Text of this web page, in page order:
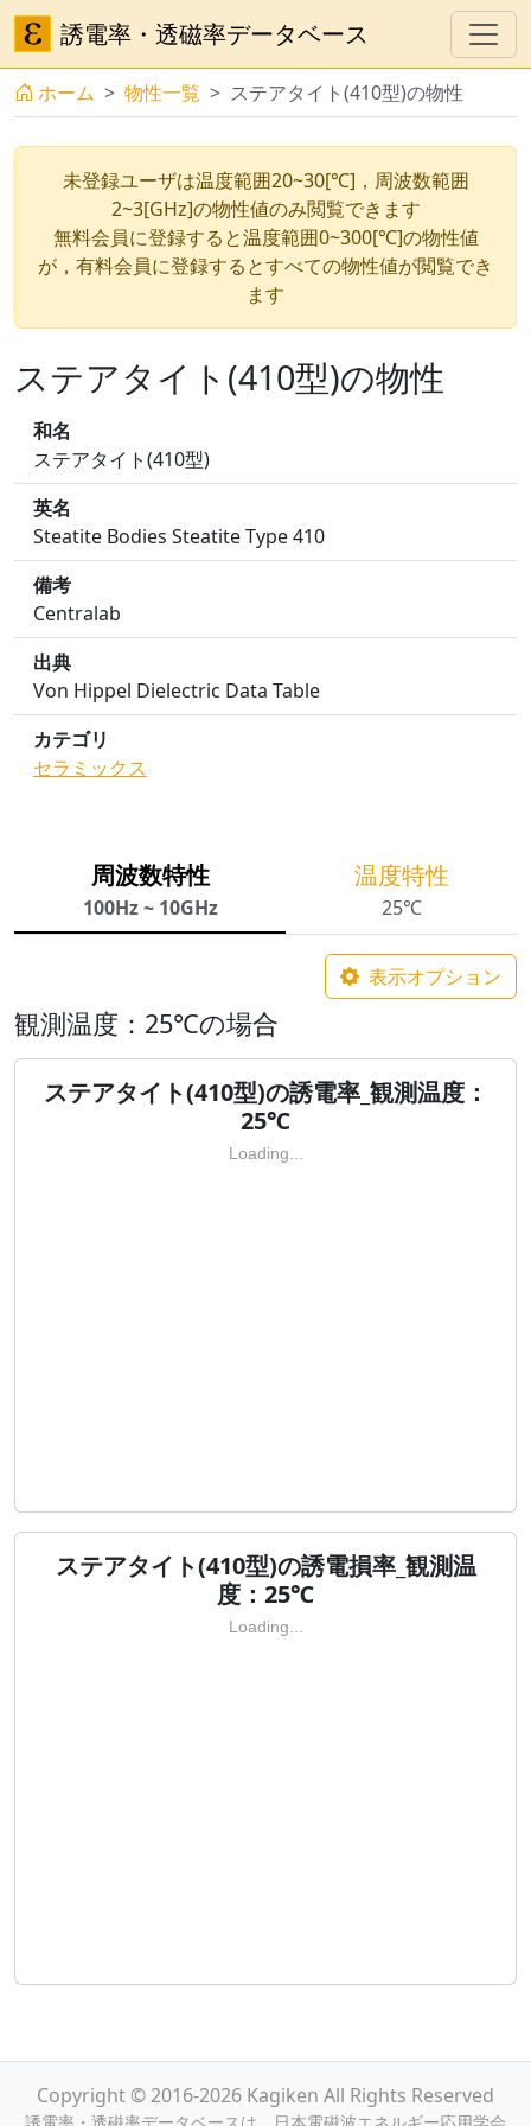
誘電率・透磁率データベース
ホーム 物性一覧 ステアタイト(410型)の物性
未登録ユーザは温度範囲20~30[℃]，周波数範囲
2~3[GHz]の物性値のみ閲覧できます
無料会員に登録すると温度範囲0~300[℃]の物性値
が，有料会員に登録するとすべての物性値が閲覧でき
ます
ステアタイト(410型)の物性
和名
ステアタイト(410型)
英名
Steatite Bodies Steatite Type 410
備考
Centralab
出典
Von Hippel Dielectric Data Table
カテゴリ
セラミックス
周波数特性
100Hz ~ 10GHz
温度特性
25℃
表示オプション
観測温度：25℃の場合
ステアタイト(410型)の誘電率_観測温度：
25℃
Loading...
ステアタイト(410型)の誘電損率_観測温
度：25℃
Loading...
Copyright © 2016-2026 Kagiken All Rights Reserved